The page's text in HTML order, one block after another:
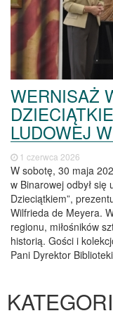
WERNISAŻ
LUDOWEJ
1 czerwca 2026
W sobotę, 30 maja
w Binarowej odbył się
Dzieciątkiem”,
Wilfrieda de Meyera.
regionu, miłośników
historią. Gości i
Pani Dyrektor